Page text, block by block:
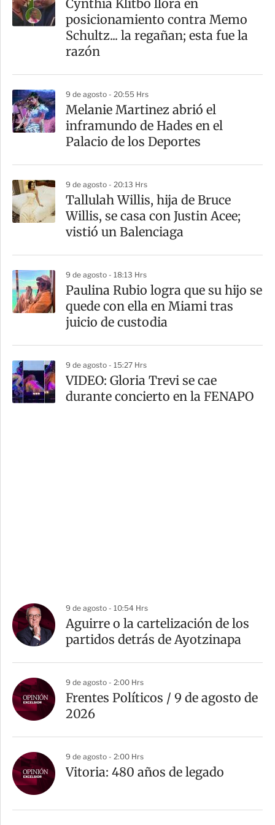
r
t
Cynthia Klitbo llora en
posicionamiento contra Memo
Schultz... la regañan; esta fue la
razón
9 de agosto - 20:55 Hrs
Melanie Martinez abrió el
inframundo de Hades en el
Palacio de los Deportes
9 de agosto - 20:13 Hrs
Tallulah Willis, hija de Bruce
Willis, se casa con Justin Acee;
vistió un Balenciaga
9 de agosto - 18:13 Hrs
Paulina Rubio logra que su hijo se
quede con ella en Miami tras
juicio de custodia
9 de agosto - 15:27 Hrs
VIDEO: Gloria Trevi se cae
durante concierto en la FENAPO
9 de agosto - 10:54 Hrs
Aguirre o la cartelización de los
partidos detrás de Ayotzinapa
9 de agosto - 2:00 Hrs
Frentes Políticos / 9 de agosto de
2026
9 de agosto - 2:00 Hrs
Vitoria: 480 años de legado